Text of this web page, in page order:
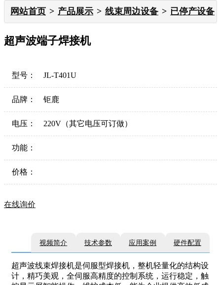
网站首页 产品展示 线束周边设备 已停产设备
超声波端子焊接机
型号： JL-T401U
品牌： 钜鹿
电压： 220V（其它电压可订做）
功能：
价格：
在线询价
视频简介 技术参数 应用案例 硬件配置
超声波线束焊接机是伺服型焊接机，整机轻量化的结构设
计，精巧美观，全伺服高精度的控制系统，运行稳定，触